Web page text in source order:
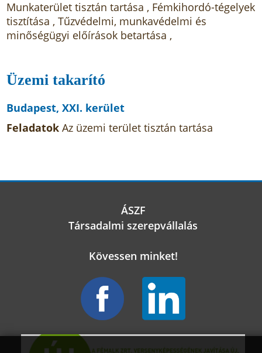
Munkaterület tisztán tartása , Fémkihordó-tégelyek
tisztítása , Tűzvédelmi, munkavédelmi és
minőségügyi előírások betartása ,
Üzemi takarító
Budapest, XXI. kerület
FeladatokAz üzemi terület tisztán tartása
ÁSZF
Társadalmi szerepvállalás
Kövessen minket!